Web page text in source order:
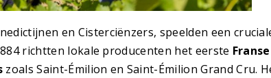
en Cisterciënzers, speelden een
richtten lokale producenten het eerste
zoals Saint-Émilion en Saint-Émilion Grand Cru.